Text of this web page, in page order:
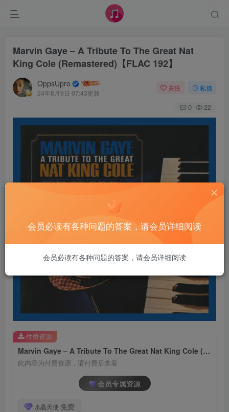
Marvin Gaye – A Tribute To The Great Nat
King Cole (Remastered)【FLAC 192】
OppsUpro
24年8月9日 07:43更新
关注 私信
0 22
Marvin Gaye – A Tribute To The Great Nat King Cole (Remastered)【FLAC 192】
此内容为付费资源，请付费后查看
会员专属资源
水晶天使 免费
付费资源
会员必读有各种问题的答案，请会员详细阅读
会员必读有各种问题的答案，请会员详细阅读